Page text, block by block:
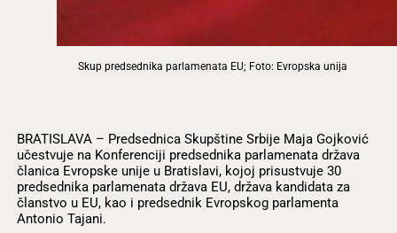
Skup predsednika parlamenata EU; Foto: Evropska unija
BRATISLAVA – Predsednica Skupštine Srbije Maja Gojković
učestvuje na Konferenciji predsednika parlamenata država
članica Evropske unije u Bratislavi, kojoj prisustvuje 30
predsednika parlamenata država EU, država kandidata za
članstvo u EU, kao i predsednik Evropskog parlamenta
Antonio Tajani.